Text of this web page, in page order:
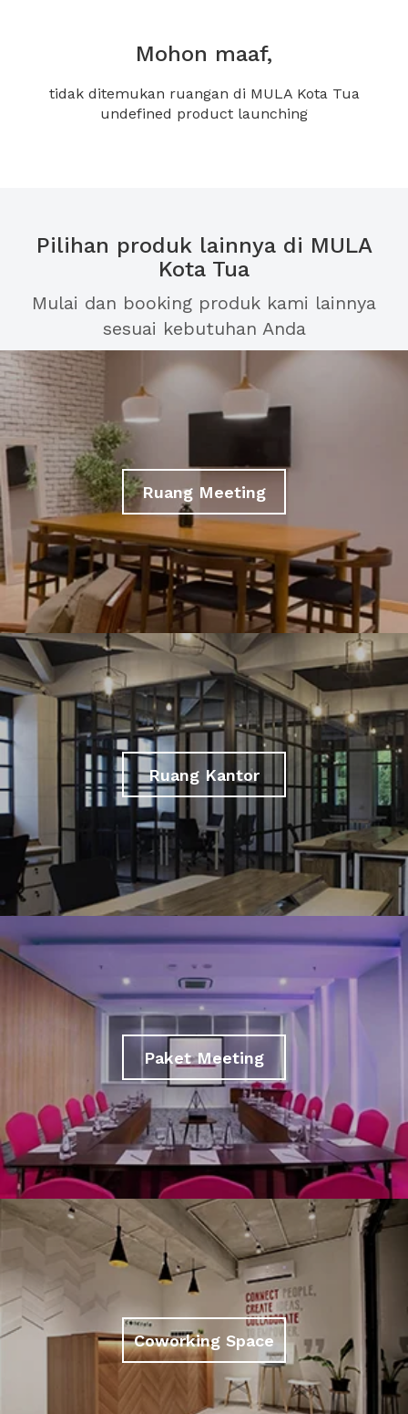
Mohon maaf,
tidak ditemukan ruangan di MULA Kota Tua
undefined product launching
Pilihan produk lainnya di MULA
Kota Tua
Mulai dan booking produk kami lainnya
sesuai kebutuhan Anda
Ruang Meeting
Ruang Kantor
Paket Meeting
Coworking Space